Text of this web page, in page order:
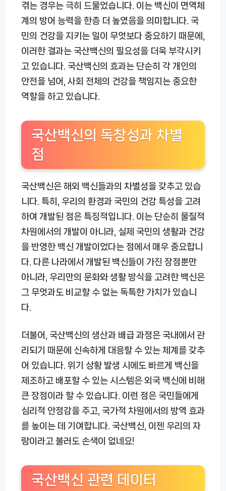
겪는 경우는 극히 드물었습니다. 이는 백신이 면역체
계의 방어 능력을 한층 더 높였음을 의미합니다. 국
민의 건강을 지키는 일이 무엇보다 중요하기 때문에,
이러한 결과는 국산백신의 필요성을 더욱 부각시키
고 있습니다. 국산백신의 효과는 단순히 각 개인의
안전을 넘어, 사회 전체의 건강을 책임지는 중요한
역할을 하고 있습니다.
국산백신의 독창성과 차별
점
국산백신은 해외 백신들과의 차별성을 갖추고 있습
니다. 특히, 우리의 환경과 국민의 건강 특성을 고려
하여 개발된 점은 특징적입니다. 이는 단순히 물질적
차원에서의 개발이 아니라, 실제 국민의 생활과 건강
을 반영한 백신 개발이었다는 점에서 매우 중요합니
다. 다른 나라에서 개발된 백신들이 가진 장점뿐만
아니라, 우리만의 문화와 생활 방식을 고려한 백신은
그 무엇과도 비교할 수 없는 독특한 가치가 있습니
다.
더불어, 국산백신의 생산과 배급 과정은 국내에서 관
리되기 때문에 신속하게 대응할 수 있는 체계를 갖추
어 있습니다. 위기 상황 발생 시에도 빠르게 백신을
제조하고 배포할 수 있는 시스템은 외국 백신에 비해
큰 장점이라 할 수 있습니다. 이런 점은 국민들에게
심리적 안정감을 주고, 국가적 차원에서의 방역 효과
를 높이는 데 기여합니다. 국산백신, 이젠 우리의 자
랑이라고 불러도 손색이 없네요!
국산백신 관련 데이터